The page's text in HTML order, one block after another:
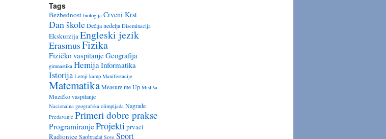
Tags
Bezbednost biologija Crveni Krst
Dan školeDečija nedelja Diseminacija
EkskurzijaEngleski jezik
ErasmusFizika
Fizičko vaspitanjeGeografija
gimnastika HemijaInformatika
Istorija Letnji kamp Manifestacije
MatematikaMeasure me Up Misliša
Muzičko vaspitanje
Nacionalna geografska olimpijada Nagrade
Predavanje Primeri dobre prakse
ProgramiranjeProjektiprvaci
RadioniceSaobraćaj Sove Sport